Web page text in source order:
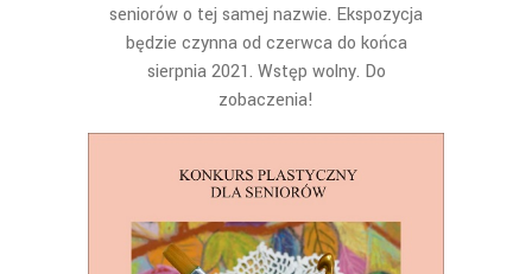
seniorów o tej samej nazwie. Ekspozycja
będzie czynna od czerwca do końca
sierpnia 2021. Wstęp wolny. Do
zobaczenia!